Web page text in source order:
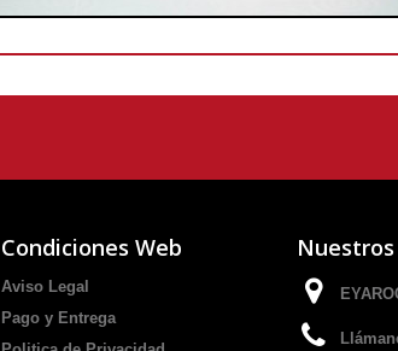
Condiciones Web
Aviso Legal
Pago y Entrega